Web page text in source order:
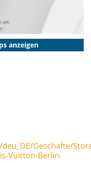
anzeigen
Geschafte/
Vuitton-Berlin-